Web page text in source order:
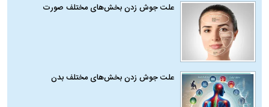
علت جوش زدن بخش‌های مختلف صورت
علت جوش زدن بخش‌های مختلف بدن